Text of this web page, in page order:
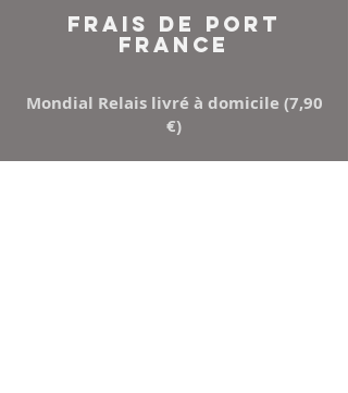
FRAIS DE PORT
FRANCE
Mondial Relais livré à domicile (7,90
€)